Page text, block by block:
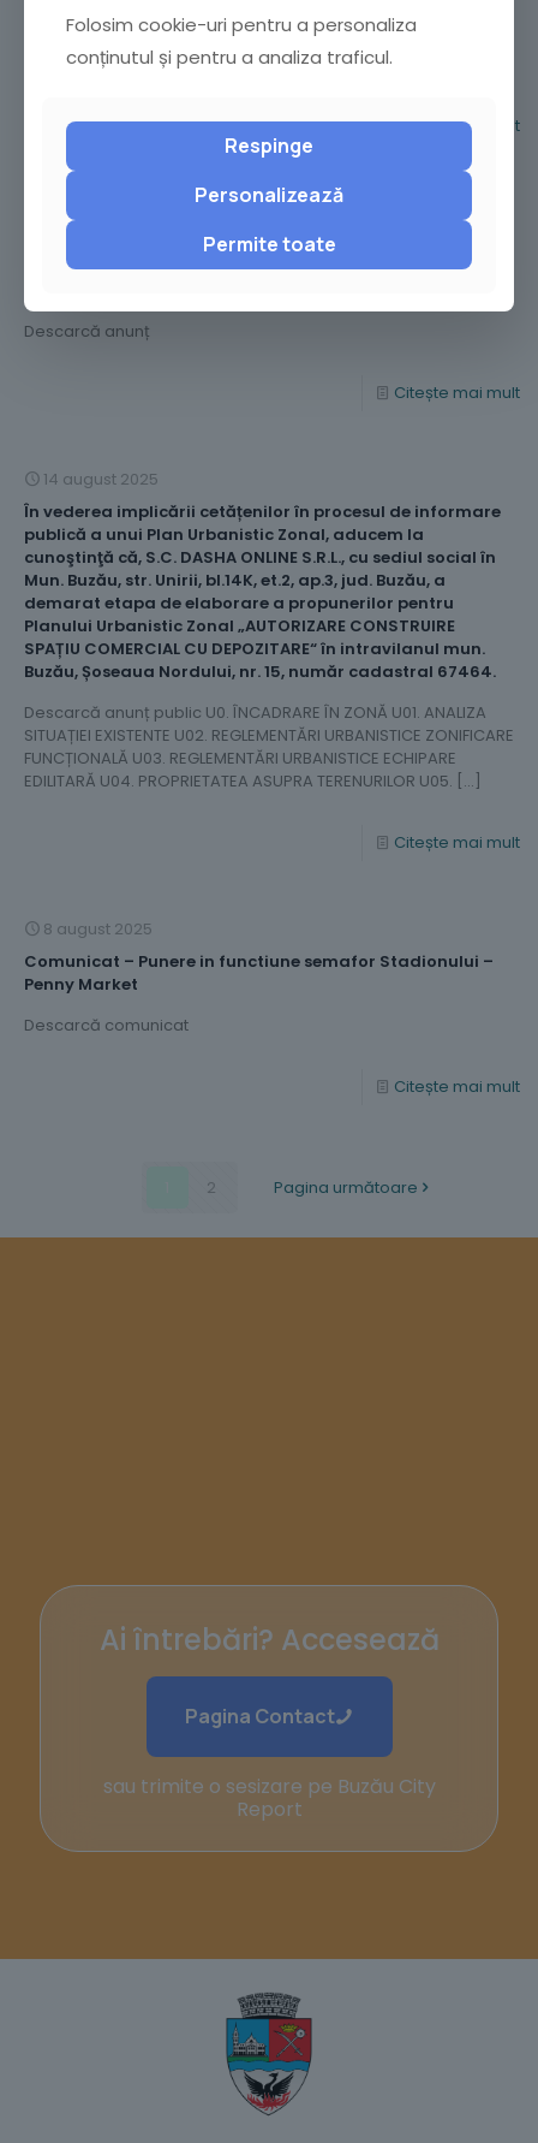
pe Bulevardul Nicolae Bălcescu
Descarcă comunicat
Citește mai mult
19 august 2025
Anunț privind hotărârile cu caracter normativ adoptate
în ședința ordinară din 31.07.2025 a Consiliului Local al
Descarcă anunț
Citește mai mult
14 august 2025
În vederea implicării cetățenilor în procesul de informare
publică a unui Plan Urbanistic Zonal, aducem la
cunoştinţă că, S.C. DASHA ONLINE S.R.L., cu sediul social în
Mun. Buzău, str. Unirii, bl.14K, et.2, ap.3, jud. Buzău, a
demarat etapa de elaborare a propunerilor pentru
Planului Urbanistic Zonal „AUTORIZARE CONSTRUIRE
SPAȚIU COMERCIAL CU DEPOZITARE“ în intravilanul mun.
Buzău, Șoseaua Nordului, nr. 15, număr cadastral 67464.
Descarcă anunț public U0. ÎNCADRARE ÎN ZONĂ U01. ANALIZA
SITUAȚIEI EXISTENTE U02. REGLEMENTĂRI URBANISTICE ZONIFICARE
FUNCȚIONALĂ U03. REGLEMENTĂRI URBANISTICE ECHIPARE
EDILITARĂ U04. PROPRIETATEA ASUPRA TERENURILOR U05. […]
Citește mai mult
8 august 2025
Comunicat – Punere in functiune semafor Stadionului –
Penny Market
Descarcă comunicat
Citește mai mult
2 Pagina următoare
Ai întrebări? Accesează
Pagina Contact
sau trimite o sesizare pe Buzău City
Report
Folosim cookie-uri pentru a personaliza
conținutul și pentru a analiza traficul.
Respinge
Personalizează
Permite toate